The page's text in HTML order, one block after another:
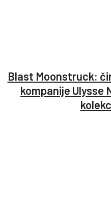
Blast Moonstruck:
kompanije Ulysse